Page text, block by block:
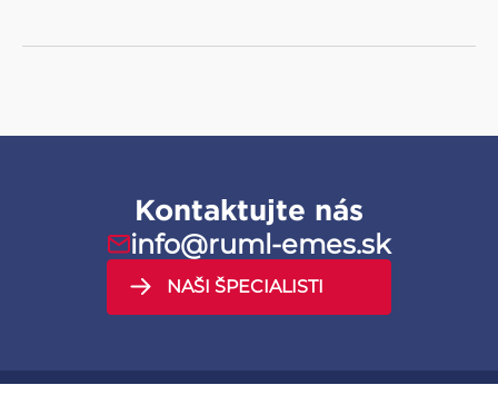
Kontaktujte nás
info@ruml-emes.sk
NAŠI ŠPECIALISTI